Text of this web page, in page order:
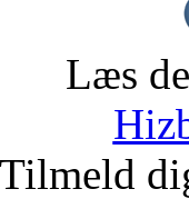
Læs
Tilmeld